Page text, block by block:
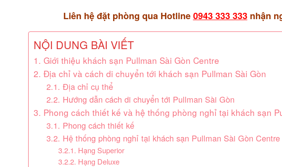
Liên hệ đặt phòng qua Hotline 0943 333 333 nhận
NỘI DUNG BÀI VIẾT
1. Giới thiệu khách sạn Pullman Sài Gòn Centre
2. Địa chỉ và cách di chuyển tới khách sạn Pullman Sài Gòn
2.1. Địa chỉ cụ thể
2.2. Hướng dẫn cách di chuyển tới Pullman Sài Gòn
3. Phong cách thiết kế và hệ thống phòng nghỉ tại khách sạn
3.1. Phong cách thiết kế
3.2. Hệ thống phòng nghỉ tại khách sạn Pullman Sài Gòn Centre
3.2.1. Hạng Superior
3.2.2. Hạng Deluxe